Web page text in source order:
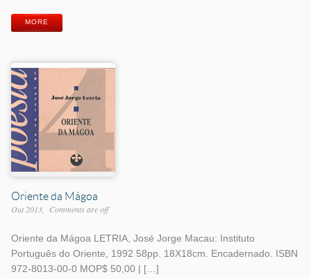
MORE
Oriente da Mágoa
Out 2013 Comments are off
Oriente da Mágoa LETRIA, José Jorge Macau: Instituto
Português do Oriente, 1992 58pp. 18X18cm. Encadernado. ISBN
972-8013-00-0 MOP$ 50,00 | […]